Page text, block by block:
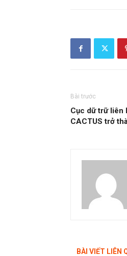
Bài trước
Cục dữ trữ liên
CACTUS trở
BÀI VIẾT LIÊN